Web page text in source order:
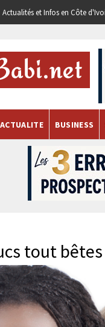
Actualités et Infos en Côte
ACTUALITE BUSINESS
tout